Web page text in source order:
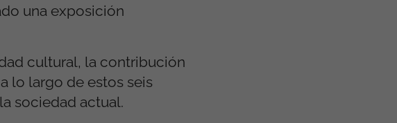
una exposición
cultural, la contribución
lo largo de estos seis
sociedad actual.